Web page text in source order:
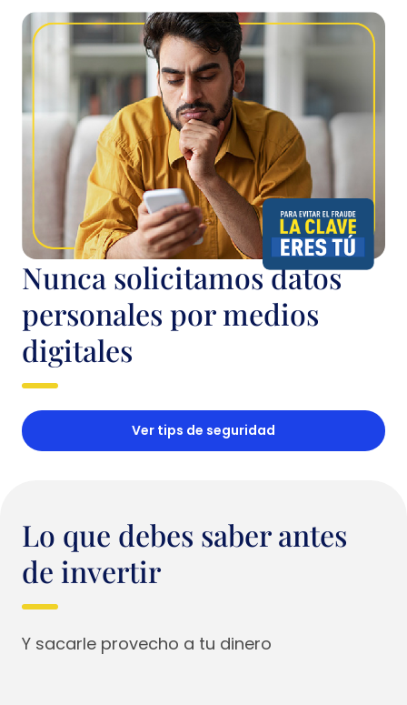
Nunca solicitamos datos
personales por medios
digitales
Ver tips de seguridad
Lo que debes saber antes
de invertir
Y sacarle provecho a tu dinero